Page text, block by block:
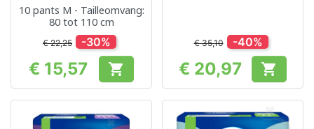
10 pants M - Tailleomvang:
80 tot 110 cm
€ 22,25 -30%
Prijs
€ 15,57 
€ 35,10 -40%
Prijs
€ 20,97 